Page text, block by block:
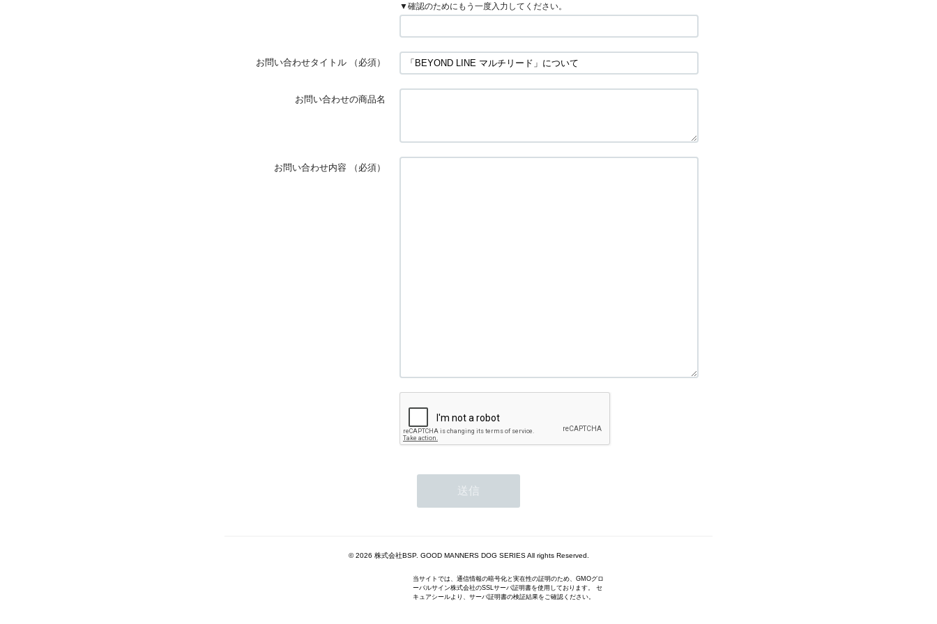
▼確認のためにもう一度入力してください。
お問い合わせタイトル （必須）
お問い合わせの商品名
お問い合わせ内容 （必須）
© 2026 株式会社BSP. GOOD MANNERS DOG SERIES All rights Reserved.
当サイトでは、通信情報の暗号化と実在性の証明のため、GMOグロ
ーバルサイン株式会社のSSLサーバ証明書を使用しております。 セ
キュアシールより、サーバ証明書の検証結果をご確認ください。